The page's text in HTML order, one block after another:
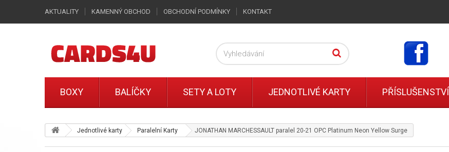
Jednotlivé karty Paralelní Karty JONATHAN MARCHESSAULT paralel 20-21 OPC Platinum Neon Yellow Surge
AKTUALITY KAMENNÝ OBCHOD OBCHODNÍ PODMÍNKY KONTAKT
BOXY BALÍČKY SETY A LOTY JEDNOTLIVÉ KARTY PŘÍSLUŠENSTVÍ